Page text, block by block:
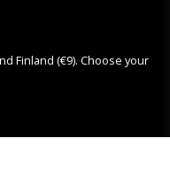
Finland (€9). Choose your
retur och byten